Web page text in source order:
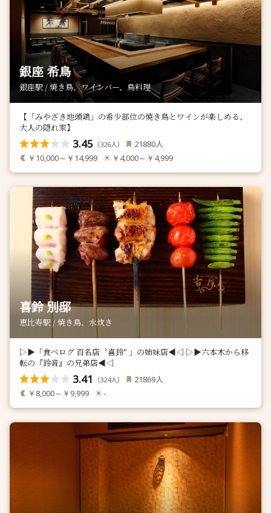
銀座 希鳥
銀座駅 / 焼き鳥、ワインバー、鳥料理
【「みやざき地頭鶏」の希少部位の焼き鳥とワインが楽しめる、
大人の隠れ家】
3.45 （326人） 21880人
￥10,000～￥14,999 ￥4,000～￥4,999
喜鈴 別邸
恵比寿駅 / 焼き鳥、水炊き
▷▶︎「食べログ 百名店〝喜鈴″ 」の姉妹店◀︎◁ ▷▶︎六本木から移
転の『鈴音』の兄弟店◀︎◁
3.41 （324人） 21869人
￥8,000～￥9,999 -